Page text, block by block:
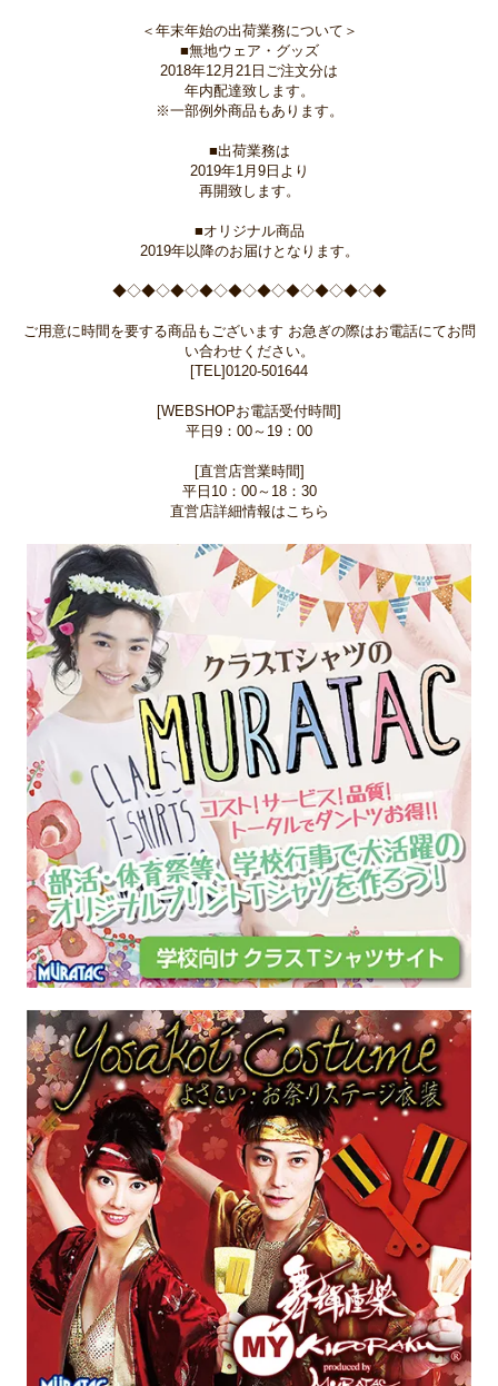
＜年末年始の出荷業務について＞
■無地ウェア・グッズ
2018年12月21日ご注文分は
年内配達致します。
※一部例外商品もあります。
■出荷業務は
2019年1月9日より
再開致します。
■オリジナル商品
2019年以降のお届けとなります。
◆◇◆◇◆◇◆◇◆◇◆◇◆◇◆◇◆◇◆
ご用意に時間を要する商品もございます お急ぎの際はお電話にてお問
い合わせください。
[TEL]0120-501644
[WEBSHOPお電話受付時間]
平日9：00～19：00
[直営店営業時間]
平日10：00～18：30
直営店詳細情報はこちら